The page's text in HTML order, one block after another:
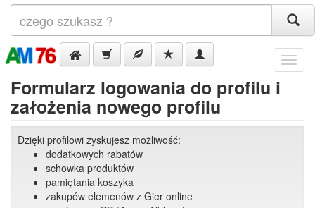
Menu
Formularz logowania do profilu i
założenia nowego profilu
Dzięki profilowi zyskujesz możliwość:
dodatkowych rabatów
schowka produktów
pamiętania koszyka
zakupów elemenów z Gier online